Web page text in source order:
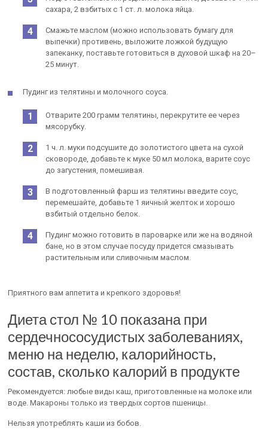
сахара, 2 взбитых с 1 ст. л. молока яйца.
Смажьте маслом (можно использовать бумагу для
выпечки) противень, выложите ложкой будущую
запеканку, поставьте готовиться в духовой шкаф на 20–
25 минут.
Пудинг из телятины и молочного соуса.
Отварите 200 грамм телятины, перекрутите ее через
мясорубку.
1 ч. л. муки подсушите до золотистого цвета на сухой
сковороде, добавьте к муке 50 мл молока, варите соус
до загустения, помешивая.
В подготовленный фарш из телятины введите соус,
перемешайте, добавьте 1 яичный желток и хорошо
взбитый отдельно белок.
Пудинг можно готовить в пароварке или же на водяной
бане, но в этом случае посуду придется смазывать
растительным или сливочным маслом.
Приятного вам аппетита и крепкого здоровья!
Диета стол № 10 показана при
сердечнососудистых заболеваниях,
меню на неделю, калорийность,
состав, сколько калорий в продукте
Рекомендуется: любые виды каш, приготовленные на молоке или
воде. Макароны только из твердых сортов пшеницы.
Нельзя употреблять каши из бобов.